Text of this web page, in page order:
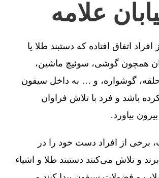
علامه
اتفاق افتاده که دستبند طلا یا
همچون گوشی، سوئیچ ماشین،
حلقه، گوشواره، و … به داخل سیفون
باشد و فرد با تلاش فراوان
بیاورد.
برخی از افراد دست خود را در
و تلاش می‌کنند دستبند طلا و اشیاء